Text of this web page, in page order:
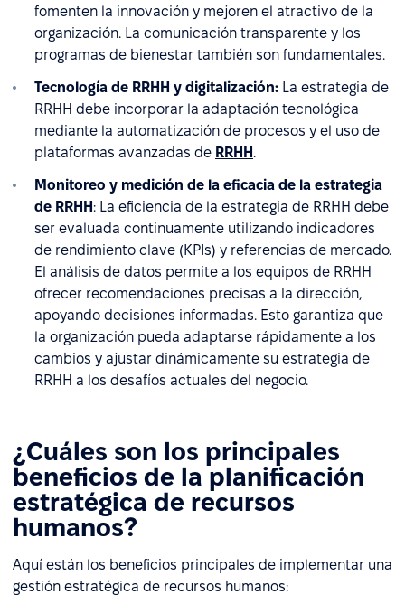
fomenten la innovación y mejoren el atractivo de la
organización. La comunicación transparente y los
programas de bienestar también son fundamentales.
Tecnología de RRHH y digitalización: La estrategia de
RRHH debe incorporar la adaptación tecnológica
mediante la automatización de procesos y el uso de
plataformas avanzadas de RRHH .
Monitoreo y medición de la eficacia de la estrategia
de RRHH : La eficiencia de la estrategia de RRHH debe
ser evaluada continuamente utilizando indicadores
de rendimiento clave (KPIs) y referencias de mercado.
El análisis de datos permite a los equipos de RRHH
ofrecer recomendaciones precisas a la dirección,
apoyando decisiones informadas. Esto garantiza que
la organización pueda adaptarse rápidamente a los
cambios y ajustar dinámicamente su estrategia de
RRHH a los desafíos actuales del negocio.
¿Cuáles son los principales
beneficios de la planificación
estratégica de recursos
humanos?
Aquí están los beneficios principales de implementar una
gestión estratégica de recursos humanos: